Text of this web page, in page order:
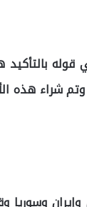
بالتأكيد
شراء هذه
وسوريا